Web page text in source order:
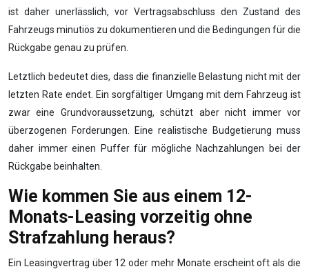
ist daher unerlässlich, vor Vertragsabschluss den Zustand des
Fahrzeugs minutiös zu dokumentieren und die Bedingungen für die
Rückgabe genau zu prüfen.
Letztlich bedeutet dies, dass die finanzielle Belastung nicht mit der
letzten Rate endet. Ein sorgfältiger Umgang mit dem Fahrzeug ist
zwar eine Grundvoraussetzung, schützt aber nicht immer vor
überzogenen Forderungen. Eine realistische Budgetierung muss
daher immer einen Puffer für mögliche Nachzahlungen bei der
Rückgabe beinhalten.
Wie kommen Sie aus einem 12-
Monats-Leasing vorzeitig ohne
Strafzahlung heraus?
Ein Leasingvertrag über 12 oder mehr Monate erscheint oft als die